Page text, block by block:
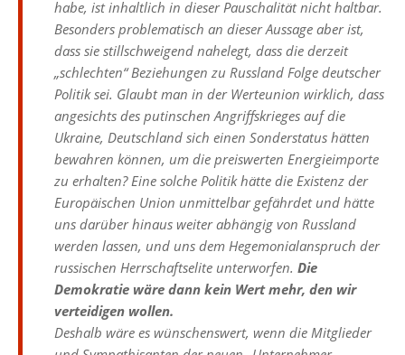
habe, ist inhaltlich in dieser Pauschalität nicht haltbar.
Besonders problematisch an dieser Aussage aber ist,
dass sie stillschweigend nahelegt, dass die derzeit
„schlechten“ Beziehungen zu Russland Folge deutscher
Politik sei. Glaubt man in der Werteunion wirklich, dass
angesichts des putinschen Angriffskrieges auf die
Ukraine, Deutschland sich einen Sonderstatus hätten
bewahren können, um die preiswerten Energieimporte
zu erhalten? Eine solche Politik hätte die Existenz der
Europäischen Union unmittelbar gefährdet und hätte
uns darüber hinaus weiter abhängig von Russland
werden lassen, und uns dem Hegemonialanspruch der
russischen Herrschaftselite unterworfen. Die
Demokratie wäre dann kein Wert mehr, den wir
verteidigen wollen.
Deshalb wäre es wünschenswert, wenn die Mitglieder